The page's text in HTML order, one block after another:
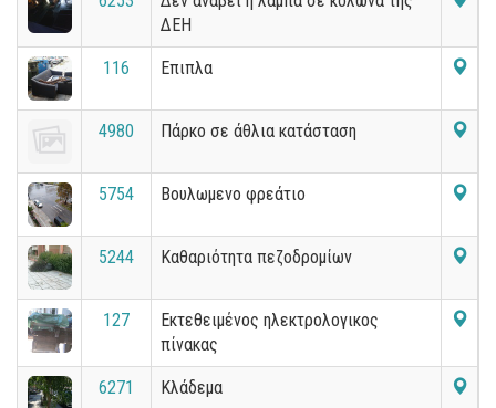
ΔΕΗ
116 Επιπλα
4980 Πάρκο σε άθλια κατάσταση
5754 Βουλωμενο φρεάτιο
5244 Καθαριότητα πεζοδρομίων
127
Εκτεθειμένος ηλεκτρολογικος
πίνακας
6271 Κλάδεμα